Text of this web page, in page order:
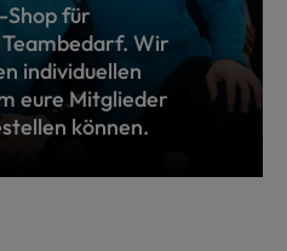
Shop für
Wir
individuellen
eure Mitglieder
können.